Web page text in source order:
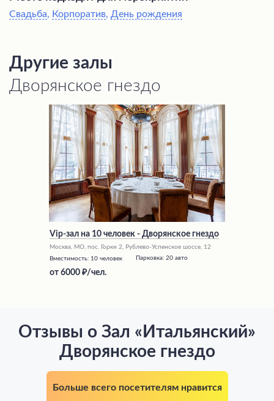
Свадьба, Корпоратив, День рождения
Другие залы
Дворянское гнездо
Vip-зал на 10 человек - Дворянское гнездо
Москва, МО, пос. Горки 2, Рублево-Успенское шоссе, 12
Вместимость: 10 человек Парковка: 20 авто
от 6000 /чел.
Отзывы о Зал «Итальянский»
Дворянское гнездо
Больше всего посетителям нравится